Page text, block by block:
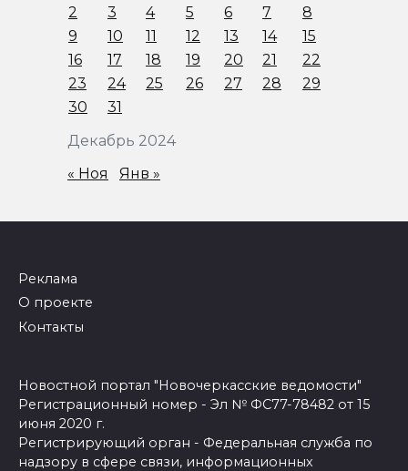
Декабрь 2024
2
3 4 5 6 7
8
9
10 11 12 13 14
15
16
17 18 19 20 21
22
23
24 25 26 27 28
29
30
31
« Ноя Янв »
Реклама
О проекте
Контакты
Новостной портал "Новочеркасские ведомости"
Регистрационный номер - Эл № ФС77-78482 от 15
июня 2020 г.
Регистрирующий орган - Федеральная служба по
надзору в сфере связи, информационных